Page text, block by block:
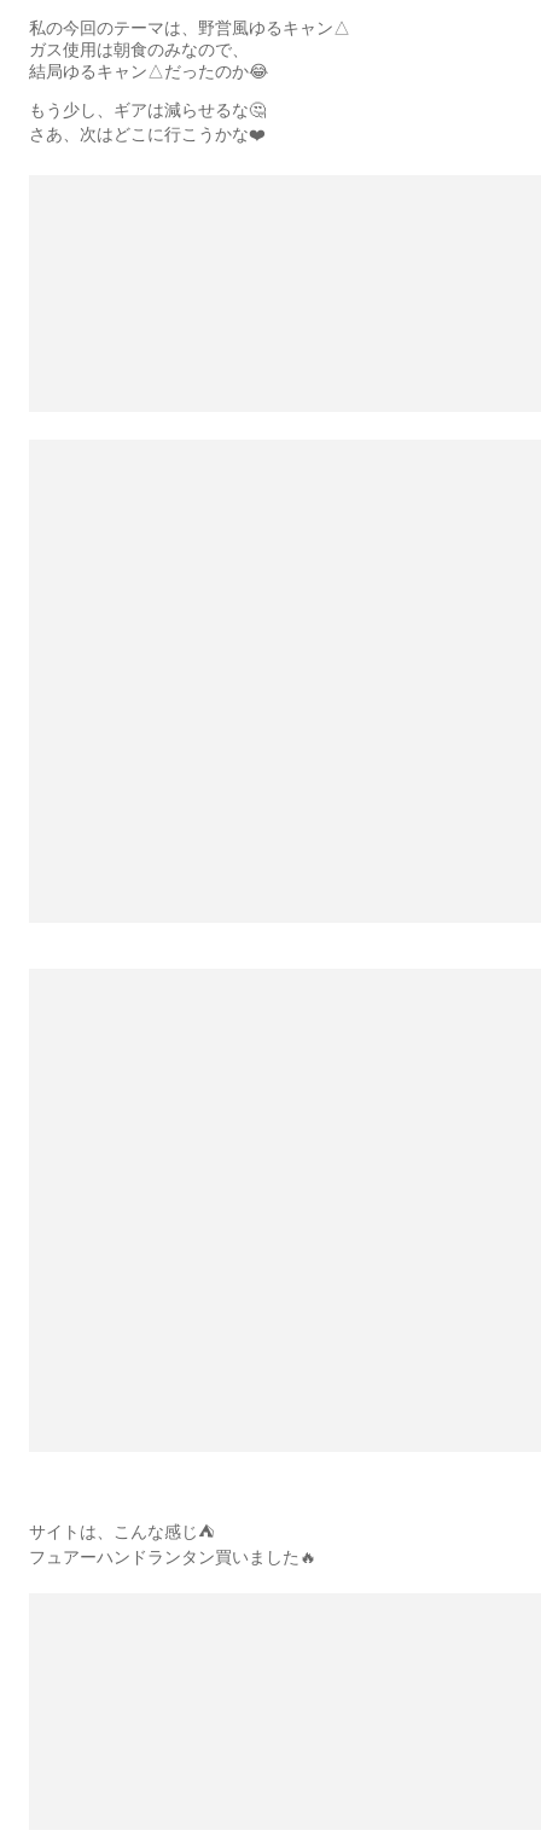
私の今回のテーマは、野営風ゆるキャン△
ガス使用は朝食のみなので、
結局ゆるキャン△だったのか😂
もう少し、ギアは減らせるな🤔
さあ、次はどこに行こうかな❤️
サイトは、こんな感じ⛺️
フュアーハンドランタン買いました🔥